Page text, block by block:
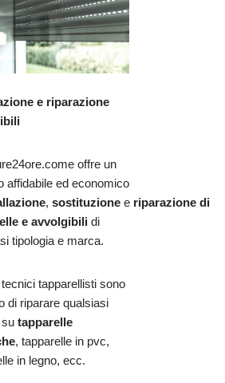
e riparazione
offre un
affidabile ed economico
, sostituzione e riparazione di
e avvolgibili di
tipologia e marca.
tapparellisti sono
di riparare qualsiasi
tapparelle
, tapparelle in pvc,
in legno, ecc.